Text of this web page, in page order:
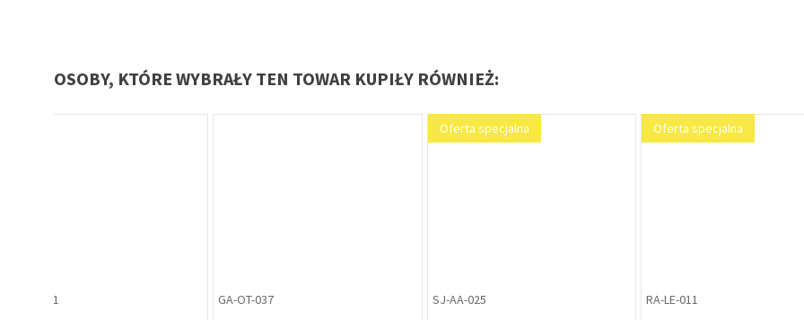
OSOBY, KTÓRE WYBRAŁY TEN TOWAR KUPIŁY RÓWNIEŻ:
OO-HR-000
Oferta specjalna Oferta specjalna